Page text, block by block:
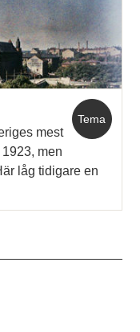
Tema
mest
men
låg tidigare en